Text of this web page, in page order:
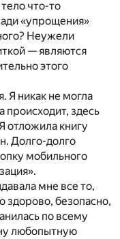
что-то
«упрощения»
Неужели
— являются
этого
Я никак не могла
происходит, здесь
отложила книгу
Долго-долго
мобильного
мне все то,
здорово, безопасно,
по всему
любопытную